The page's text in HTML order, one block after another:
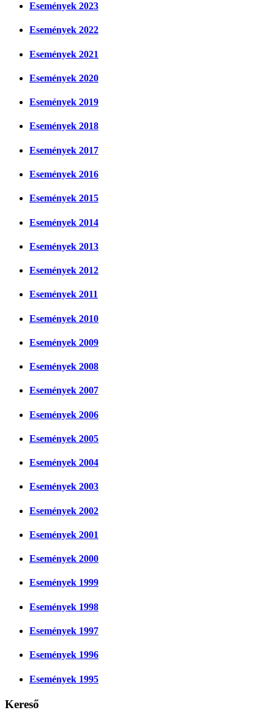
Események 2023
Események 2022
Események 2021
Események 2020
Események 2019
Események 2018
Események 2017
Események 2016
Események 2015
Események 2014
Események 2013
Események 2012
Események 2011
Események 2010
Események 2009
Események 2008
Események 2007
Események 2006
Események 2005
Események 2004
Események 2003
Események 2002
Események 2001
Események 2000
Események 1999
Események 1998
Események 1997
Események 1996
Események 1995
Kereső